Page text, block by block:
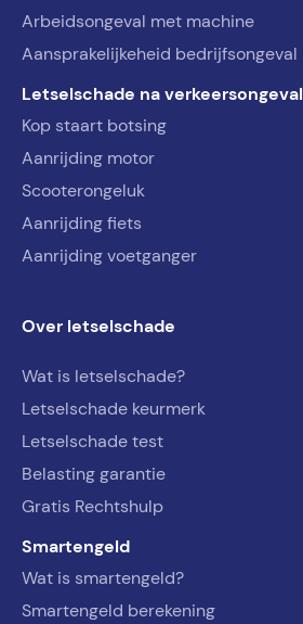
Arbeidsongeval met machine
Aansprakelijkeheid bedrijfsongeval
Letselschade na verkeersongeval
Kop staart botsing
Aanrijding motor
Scooterongeluk
Aanrijding fiets
Aanrijding voetganger
Over letselschade
Wat is letselschade?
Letselschade keurmerk
Letselschade test
Belasting garantie
Gratis Rechtshulp
Smartengeld
Wat is smartengeld?
Smartengeld berekening